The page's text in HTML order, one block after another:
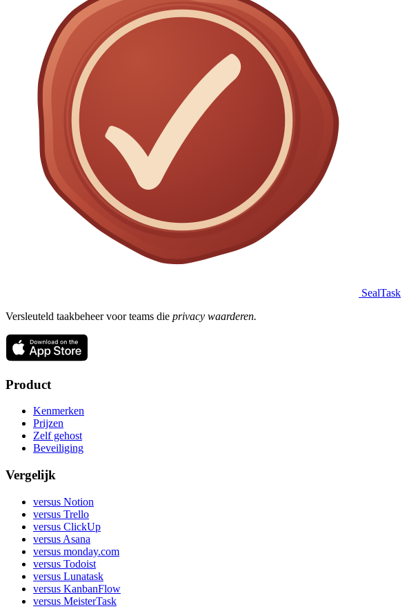
SealTask
Versleuteld taakbeheer voor teams die privacy waarderen.
Product
Kenmerken
Prijzen
Zelf gehost
Beveiliging
Vergelijk
versus Notion
versus Trello
versus ClickUp
versus Asana
versus monday.com
versus Todoist
versus Lunatask
versus KanbanFlow
versus MeisterTask